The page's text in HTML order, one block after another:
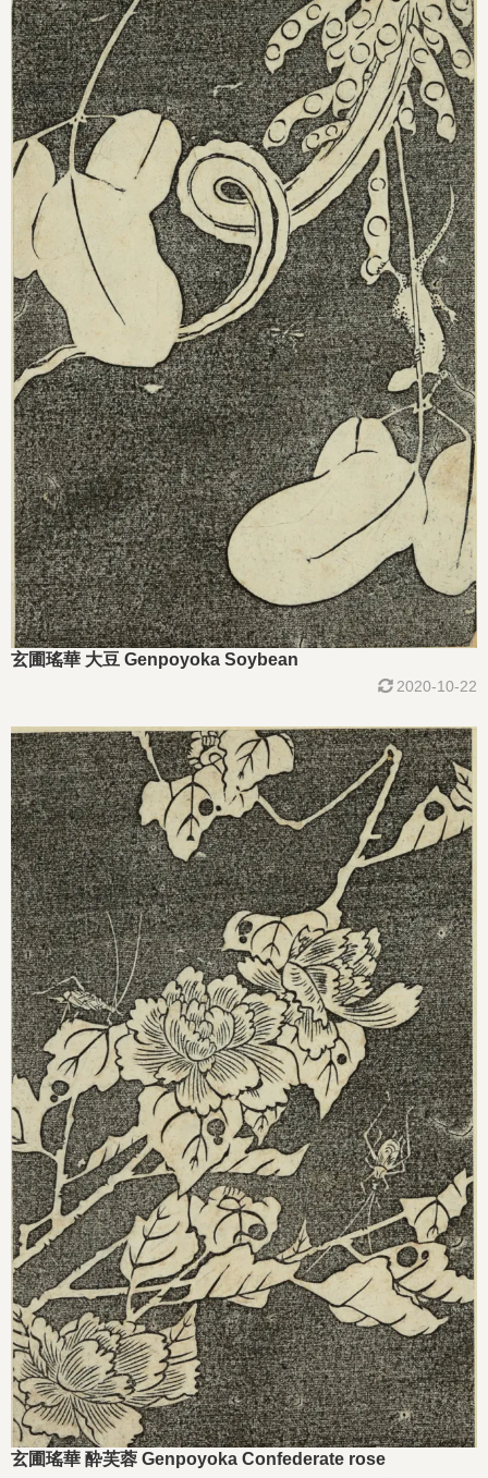
玄圃瑤華 大豆 Genpoyoka Soybean
2020-10-22
玄圃瑤華 酔芙蓉 Genpoyoka Confederate rose